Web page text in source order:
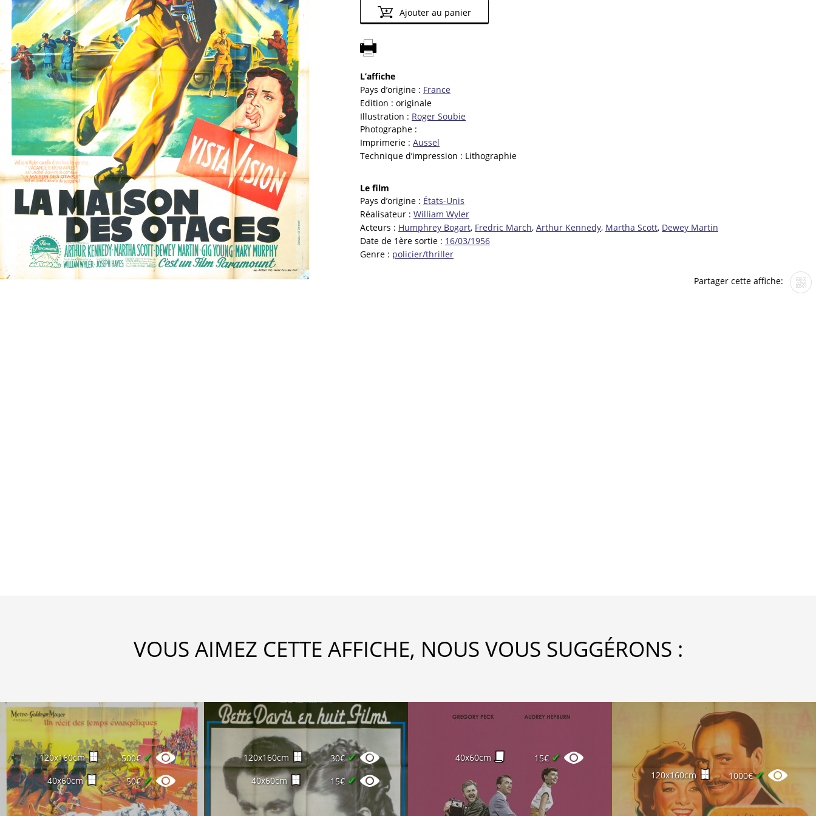
Ajouter au panier
L’affiche
Pays d’origine : France
Edition : originale
Illustration : Roger Soubie
Photographe :
Imprimerie : Aussel
Technique d’impression : Lithographie
Le film
Pays d’origine : États-Unis
Réalisateur : William Wyler
Acteurs : Humphrey Bogart, Fredric March, Arthur Kennedy, Martha Scott, Dewey Martin
Date de 1ère sortie : 16/03/1956
Genre : policier/thriller
Partager cette affiche:
VOUS AIMEZ CETTE AFFICHE, NOUS VOUS SUGGÉRONS :
120x160cm 500€✔
40x60cm 50€✔
120x160cm 30€✔
40x60cm 15€✔
40x60cm 15€ ✔
120x160cm 1000€✔